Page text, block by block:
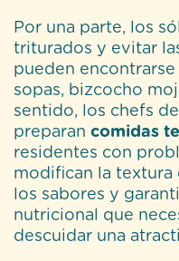
Por una parte, los
triturados y evitar
pueden
sopas, bizcocho
sentido, los chefs
preparan comidas
residentes con
modifican la textura
los sabores y
nutricional que
descuidar una